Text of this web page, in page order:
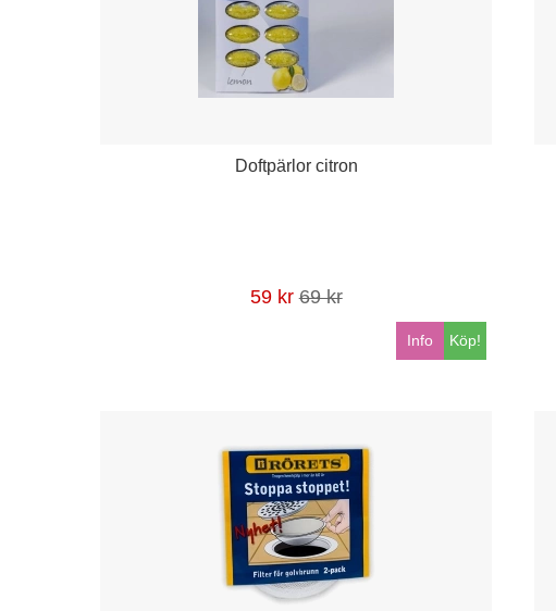
Doftpärlor citron
59 kr 69 kr
Köp!
Info